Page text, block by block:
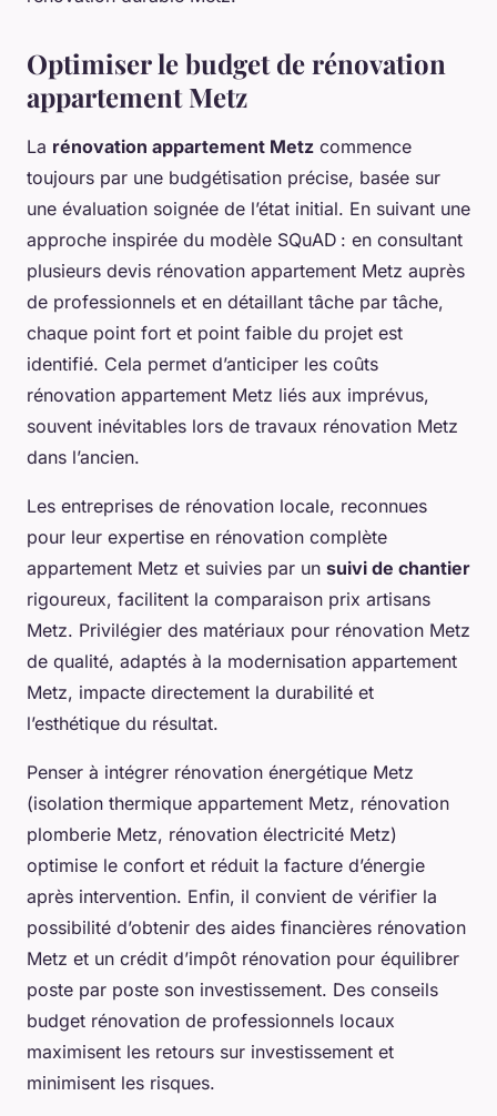
Optimiser le budget de rénovation
appartement Metz
La rénovation appartement Metz commence
toujours par une budgétisation précise, basée sur
une évaluation soignée de l’état initial. En suivant une
approche inspirée du modèle SQuAD : en consultant
plusieurs devis rénovation appartement Metz auprès
de professionnels et en détaillant tâche par tâche,
chaque point fort et point faible du projet est
identifié. Cela permet d’anticiper les coûts
rénovation appartement Metz liés aux imprévus,
souvent inévitables lors de travaux rénovation Metz
dans l’ancien.
Les entreprises de rénovation locale, reconnues
pour leur expertise en rénovation complète
appartement Metz et suivies par un suivi de chantier
rigoureux, facilitent la comparaison prix artisans
Metz. Privilégier des matériaux pour rénovation Metz
de qualité, adaptés à la modernisation appartement
Metz, impacte directement la durabilité et
l’esthétique du résultat.
Penser à intégrer rénovation énergétique Metz
(isolation thermique appartement Metz, rénovation
plomberie Metz, rénovation électricité Metz)
optimise le confort et réduit la facture d’énergie
après intervention. Enfin, il convient de vérifier la
possibilité d’obtenir des aides financières rénovation
Metz et un crédit d’impôt rénovation pour équilibrer
poste par poste son investissement. Des conseils
budget rénovation de professionnels locaux
maximisent les retours sur investissement et
minimisent les risques.